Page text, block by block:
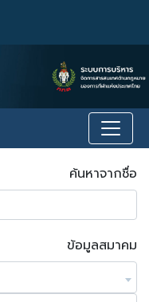
ค้นหาจากชื่อ
ข้อมูลสมาคม